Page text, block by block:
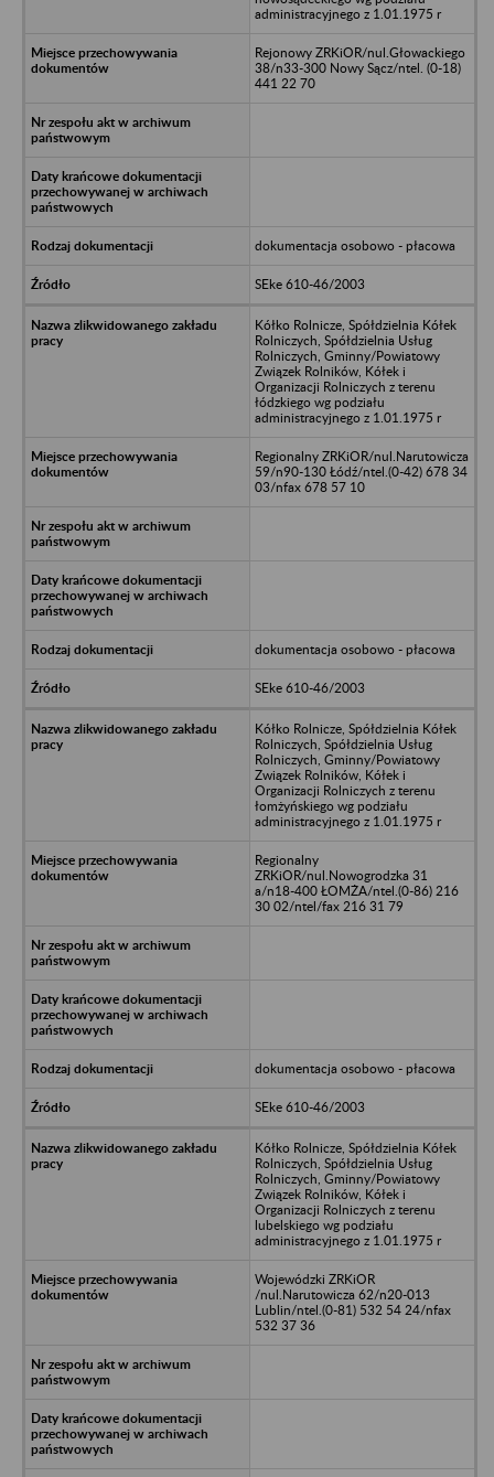
administracyjnego z 1.01.1975 r
Rejonowy ZRKiOR/nul.Głowackiego
38/n33-300 Nowy Sącz/ntel. (0-18)
441 22 70
dokumentacja osobowo - płacowa
SEke 610-46/2003
Kółko Rolnicze, Spółdzielnia Kółek
Rolniczych, Spółdzielnia Usług
Rolniczych, Gminny/Powiatowy
Związek Rolników, Kółek i
Organizacji Rolniczych z terenu
łódzkiego wg podziału
administracyjnego z 1.01.1975 r
Regionalny ZRKiOR/nul.Narutowicza
59/n90-130 Łódź/ntel.(0-42) 678 34
03/nfax 678 57 10
dokumentacja osobowo - płacowa
SEke 610-46/2003
Kółko Rolnicze, Spółdzielnia Kółek
Rolniczych, Spółdzielnia Usług
Rolniczych, Gminny/Powiatowy
Związek Rolników, Kółek i
Organizacji Rolniczych z terenu
łomżyńskiego wg podziału
administracyjnego z 1.01.1975 r
Regionalny
ZRKiOR/nul.Nowogrodzka 31
a/n18-400 ŁOMŻA/ntel.(0-86) 216
30 02/ntel/fax 216 31 79
dokumentacja osobowo - płacowa
SEke 610-46/2003
Kółko Rolnicze, Spółdzielnia Kółek
Rolniczych, Spółdzielnia Usług
Rolniczych, Gminny/Powiatowy
Związek Rolników, Kółek i
Organizacji Rolniczych z terenu
lubelskiego wg podziału
administracyjnego z 1.01.1975 r
Wojewódzki ZRKiOR
/nul.Narutowicza 62/n20-013
Lublin/ntel.(0-81) 532 54 24/nfax
532 37 36